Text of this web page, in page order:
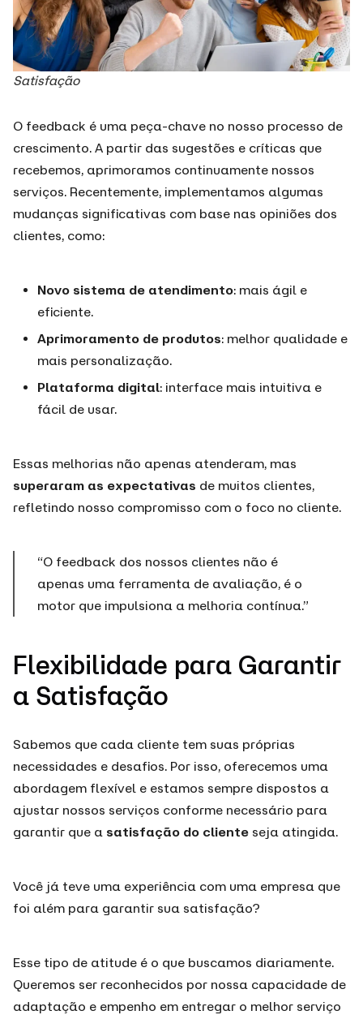
Satisfação
O feedback é uma peça-chave no nosso processo de
crescimento. A partir das sugestões e críticas que
recebemos, aprimoramos continuamente nossos
serviços. Recentemente, implementamos algumas
mudanças significativas com base nas opiniões dos
clientes, como:
Novo sistema de atendimento: mais ágil e
eficiente.
Aprimoramento de produtos: melhor qualidade e
mais personalização.
Plataforma digital: interface mais intuitiva e
fácil de usar.
Essas melhorias não apenas atenderam, mas
superaram as expectativas de muitos clientes,
refletindo nosso compromisso com o foco no cliente.
“O feedback dos nossos clientes não é
apenas uma ferramenta de avaliação, é o
motor que impulsiona a melhoria contínua.”
Flexibilidade para Garantir
a Satisfação
Sabemos que cada cliente tem suas próprias
necessidades e desafios. Por isso, oferecemos uma
abordagem flexível e estamos sempre dispostos a
ajustar nossos serviços conforme necessário para
garantir que a satisfação do cliente seja atingida.
Você já teve uma experiência com uma empresa que
foi além para garantir sua satisfação?
Esse tipo de atitude é o que buscamos diariamente.
Queremos ser reconhecidos por nossa capacidade de
adaptação e empenho em entregar o melhor serviço